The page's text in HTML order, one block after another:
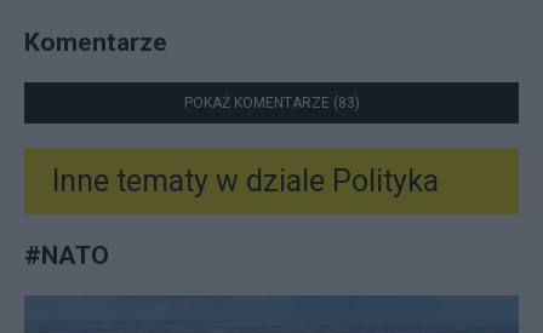
Komentarze
POKAŻ KOMENTARZE (83)
Inne tematy w dziale Polityka
#NATO